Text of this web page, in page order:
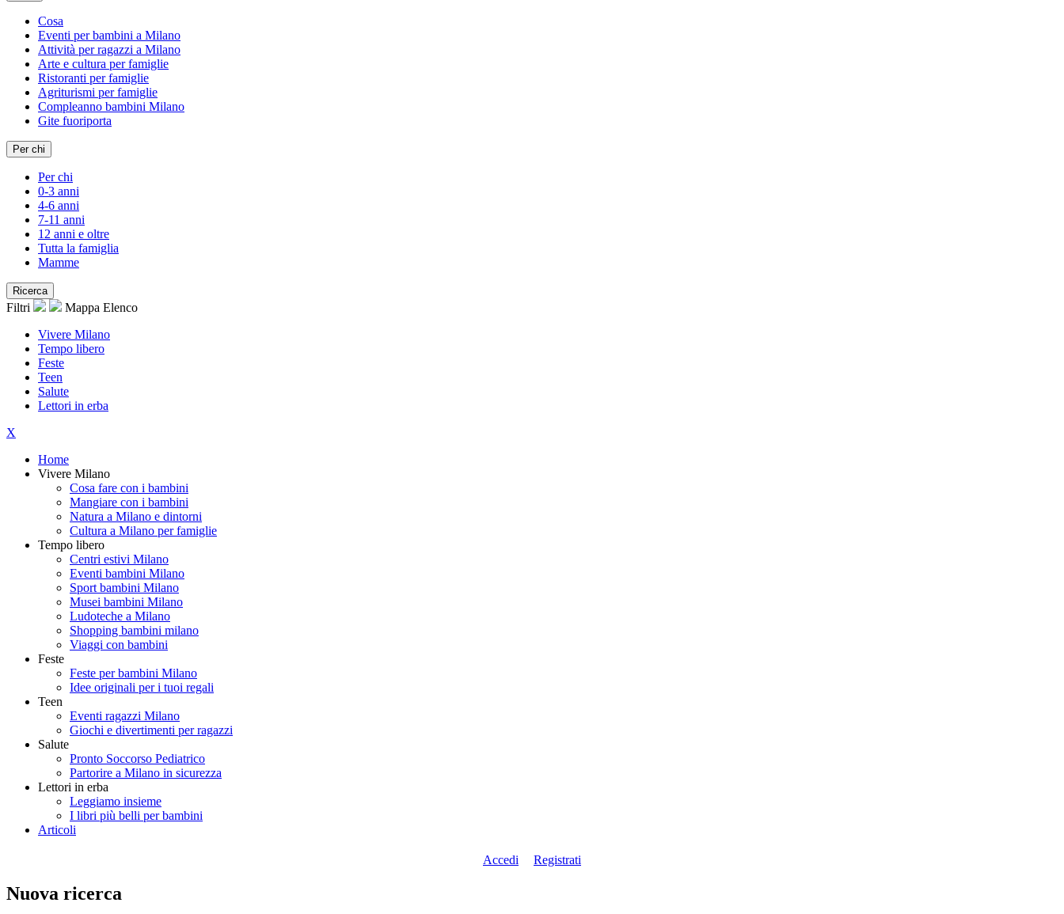
Cosa
Eventi per bambini a Milano
Attività per ragazzi a Milano
Arte e cultura per famiglie
Ristoranti per famiglie
Agriturismi per famiglie
Compleanno bambini Milano
Gite fuoriporta
Per chi
Per chi
0-3 anni
4-6 anni
7-11 anni
12 anni e oltre
Tutta la famiglia
Mamme
Ricerca
Filtri Mappa Elenco
Vivere Milano
Tempo libero
Feste
Teen
Salute
Lettori in erba
X
Home
Vivere Milano
Cosa fare con i bambini
Mangiare con i bambini
Natura a Milano e dintorni
Cultura a Milano per famiglie
Tempo libero
Centri estivi Milano
Eventi bambini Milano
Sport bambini Milano
Musei bambini Milano
Ludoteche a Milano
Shopping bambini milano
Viaggi con bambini
Feste
Feste per bambini Milano
Idee originali per i tuoi regali
Teen
Eventi ragazzi Milano
Giochi e divertimenti per ragazzi
Salute
Pronto Soccorso Pediatrico
Partorire a Milano in sicurezza
Lettori in erba
Leggiamo insieme
I libri più belli per bambini
Articoli
Accedi Registrati
Nuova ricerca